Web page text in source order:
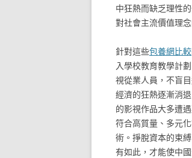
中狂熱而缺乏理性
對社會主流價值理
針對這些包養網比較
入學校教育教學計
視從業人員，不盲目
經濟的狂熱逐漸消
的影視作品大多遭
符合高質量、多元
術。掙脫資本的束
有如此，才能使中